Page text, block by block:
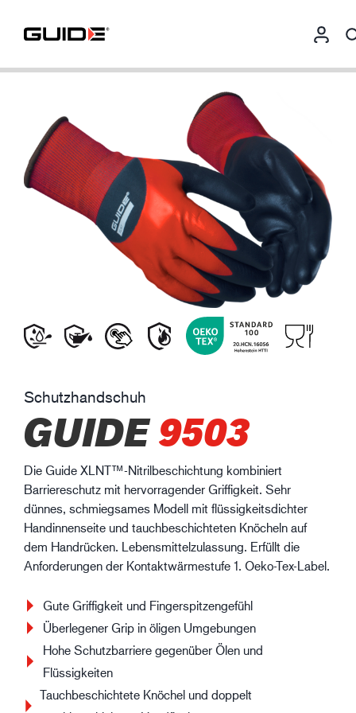
Schutzhandschuh
GUIDE9503
Die Guide XLNT™-Nitrilbeschichtung kombiniert
Barriereschutz mit hervorragender Griffigkeit. Sehr
dünnes, schmiegsames Modell mit flüssigkeitsdichter
Handinnenseite und tauchbeschichteten Knöcheln auf
dem Handrücken. Lebensmittelzulassung. Erfüllt die
Anforderungen der Kontaktwärmestufe 1. Oeko-Tex-Label.
Gute Griffigkeit und Fingerspitzengefühl
Überlegener Grip in öligen Umgebungen
Hohe Schutzbarriere gegenüber Ölen und
Flüssigkeiten
Tauchbeschichtete Knöchel und doppelt